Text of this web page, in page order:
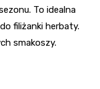
To idealna
filiżanki herbaty.
smakoszy.